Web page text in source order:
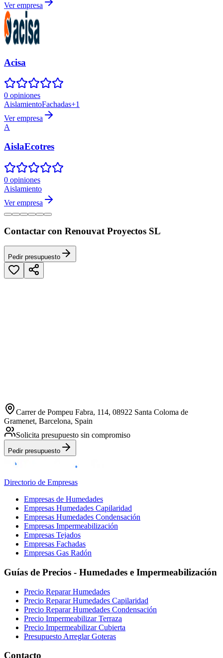
Ver empresa
Acisa
0 opiniones
AislamientoFachadas+1
Ver empresa
A
AislaEcotres
0 opiniones
Aislamiento
Ver empresa
Contactar con Renouvat Proyectos SL
Pedir presupuesto
Carrer de Pompeu Fabra, 114, 08922 Santa Coloma de
Gramenet, Barcelona, Spain
Solicita presupuesto sin compromiso
Pedir presupuesto
Directorio de Empresas
Empresas de Humedades
Empresas Humedades Capilaridad
Empresas Humedades Condensación
Empresas Impermeabilización
Empresas Tejados
Empresas Fachadas
Empresas Gas Radón
Guías de Precios - Humedades e Impermeabilización
Precio Reparar Humedades
Precio Reparar Humedades Capilaridad
Precio Reparar Humedades Condensación
Precio Impermeabilizar Terraza
Precio Impermeabilizar Cubierta
Presupuesto Arreglar Goteras
Contacto